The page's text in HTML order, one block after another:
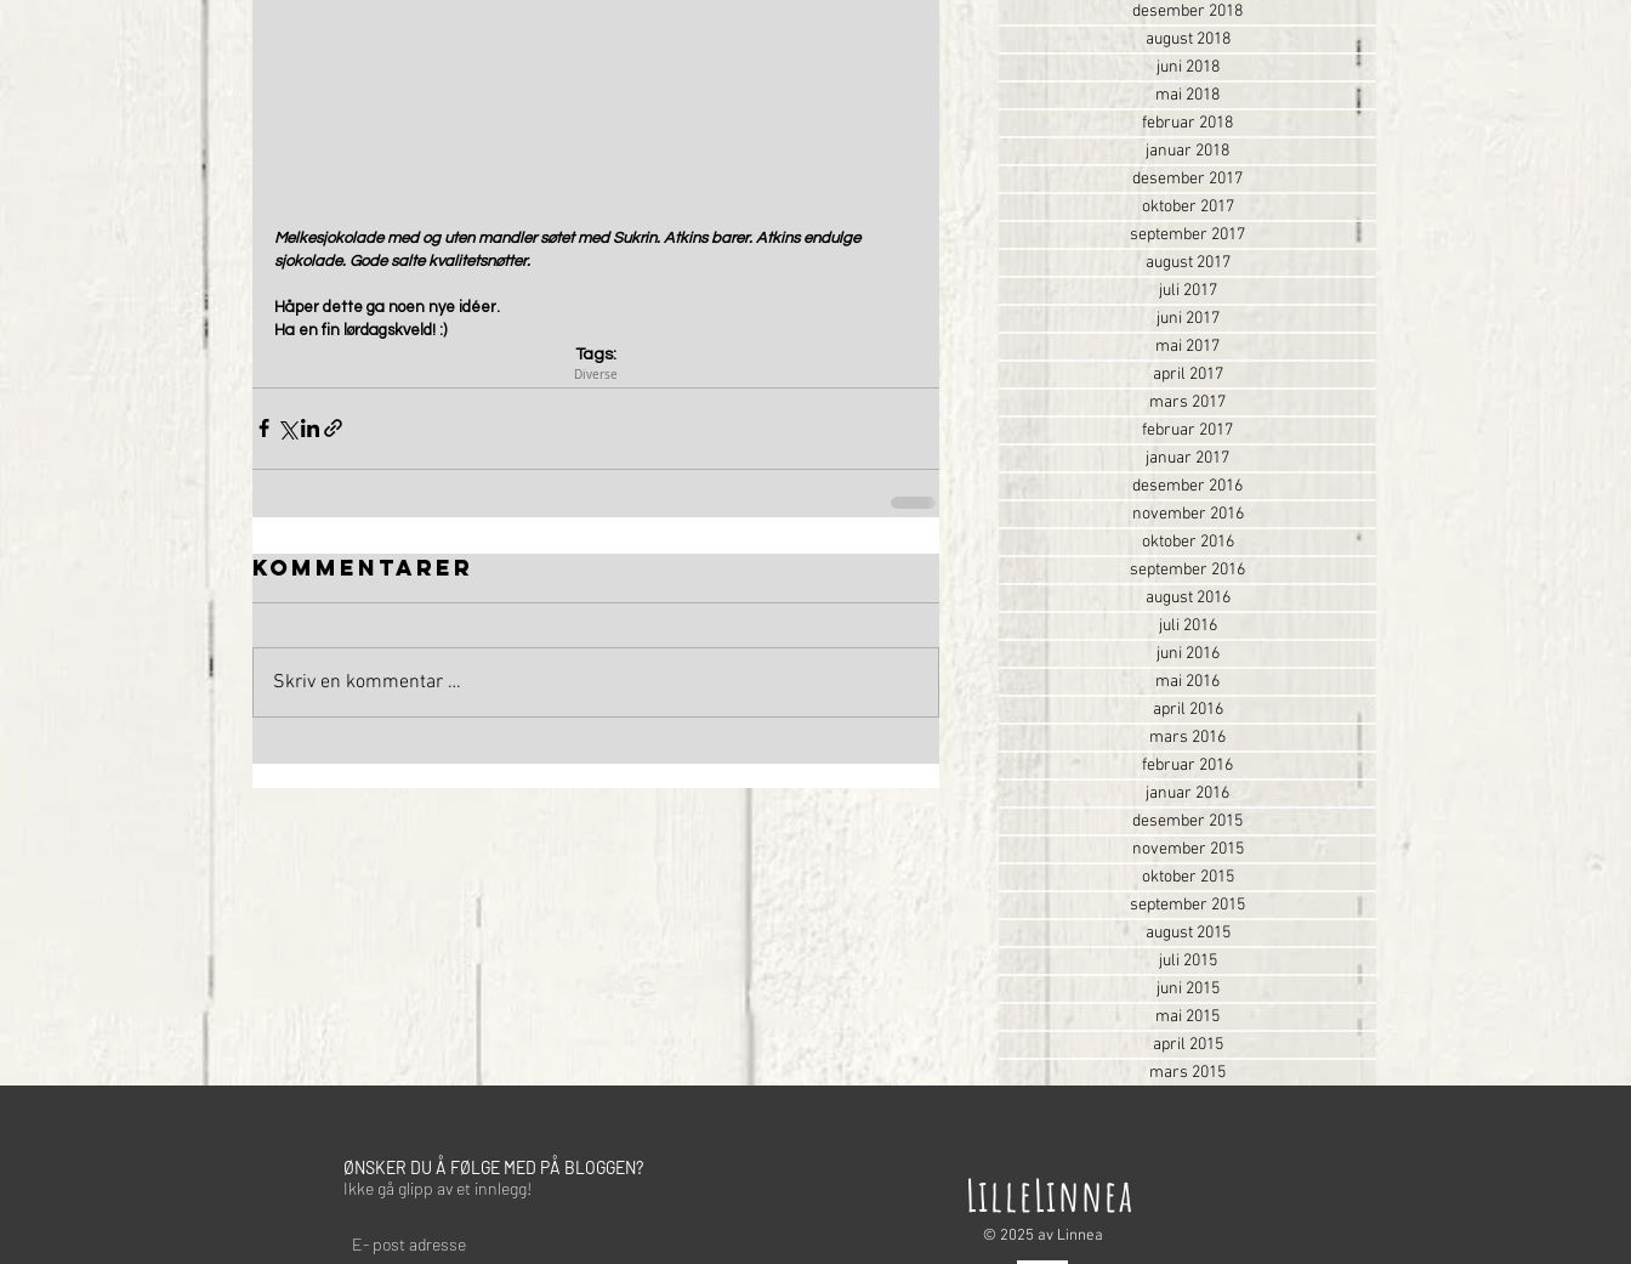
Melkesjokolade med og uten mandler søtet med Sukrin. Atkins barer. Atkins endulge
sjokolade. Gode salte kvalitetsnøtter.
Håper dette ga noen nye idéer.
Ha en fin lørdagskveld! :)
Tags:
Diverse
Kommentarer
Skriv en kommentar …
desember 2018
august 2018
juni 2018
mai 2018
februar 2018
januar 2018
desember 2017
oktober 2017
september 2017
august 2017
juli 2017
juni 2017
mai 2017
april 2017
mars 2017
februar 2017
januar 2017
desember 2016
november 2016
oktober 2016
september 2016
august 2016
juli 2016
juni 2016
mai 2016
april 2016
mars 2016
februar 2016
januar 2016
desember 2015
november 2015
oktober 2015
september 2015
august 2015
juli 2015
juni 2015
mai 2015
april 2015
mars 2015
ØNSKER DU Å FØLGE MED PÅ BLOGGEN?
Ikke gå glipp av et innlegg!
LilleLinnea
© 2025 av Linnea